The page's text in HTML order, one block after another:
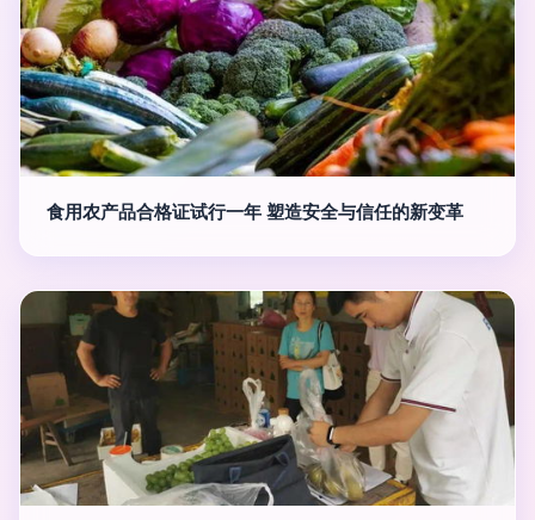
食用农产品合格证试行一年 塑造安全与信任的新变革